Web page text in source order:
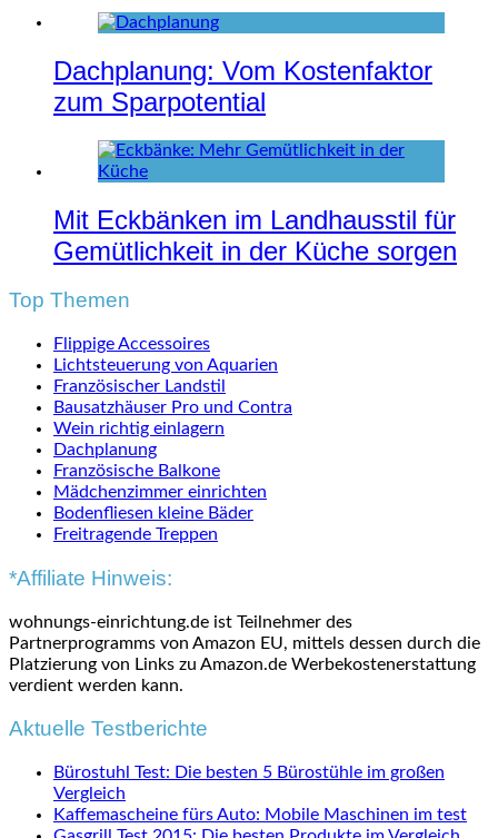
Dachplanung: Vom Kostenfaktor
zum Sparpotential
Mit Eckbänken im Landhausstil für
Gemütlichkeit in der Küche sorgen
Top Themen
Flippige Accessoires
Lichtsteuerung von Aquarien
Französischer Landstil
Bausatzhäuser Pro und Contra
Wein richtig einlagern
Dachplanung
Französische Balkone
Mädchenzimmer einrichten
Bodenfliesen kleine Bäder
Freitragende Treppen
*Affiliate Hinweis:
wohnungs-einrichtung.de ist Teilnehmer des
Partnerprogramms von Amazon EU, mittels dessen durch die
Platzierung von Links zu Amazon.de Werbekostenerstattung
verdient werden kann.
Aktuelle Testberichte
Bürostuhl Test: Die besten 5 Bürostühle im großen
Vergleich
Kaffemascheine fürs Auto: Mobile Maschinen im test